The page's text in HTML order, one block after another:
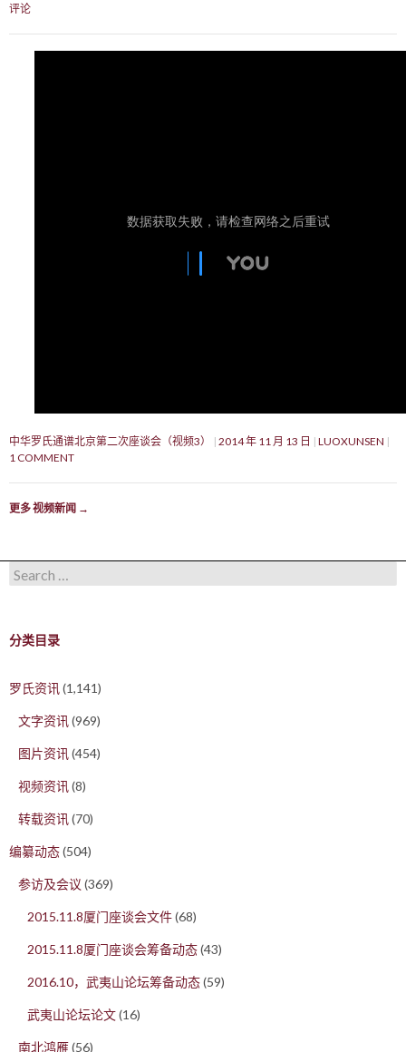
评论
中华罗氏通谱北京第二次座谈会（视频3） 2014 年 11 月 13 日
LUOXUNSEN
1 COMMENT
更多 视频新闻 →
Search for:
分类目录
罗氏资讯(1,141)
文字资讯(969)
图片资讯(454)
视频资讯(8)
转载资讯(70)
编纂动态(504)
参访及会议 (369)
2015.11.8厦门座谈会文件(68)
2015.11.8厦门座谈会筹备动态(43)
2016.10，武夷山论坛筹备动态(59)
武夷山论坛论文(16)
南北鸿雁(56)